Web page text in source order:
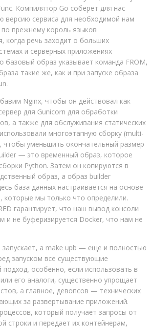
Компилятор Go соберет для нас
версию сервиса для необходимой нам
прежнему король языков
когда речь заходит о больших
и серверных приложениях
базовый образ указывает команда FROM,
такие же, как и при запуске образа
Nginx, чтобы он действовал как
для Gunicorn для обработки
а также для обслуживания статических
многоэтапную сборку (multi-
чтобы уменьшить окончательный размер
— это временный образ, которое
Python. Затем он копируются в
образ, а образ builder
база данных настраивается на основе
которые мы только что определили.
гарантирует, что наш вывод консоли
и не буферизируется Docker, что нам не
а make upb — еще и полностью
запуском все существующие
подход, особенно, если использовать в
его аналоги, существенно упрощает
а главное, девопсов — технических
за развертывание приложений.
который получает запросы от
строки и передает их контейнерам,